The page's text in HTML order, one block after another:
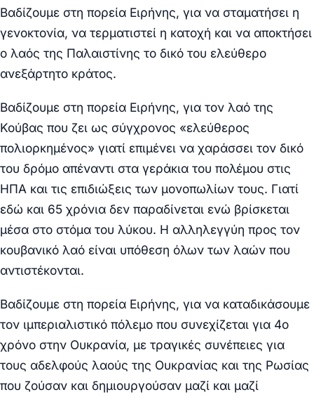
Βαδίζουμε στη πορεία Ειρήνης, για να σταματήσει η
γενοκτονία, να τερματιστεί η κατοχή και να αποκτήσει
ο λαός της Παλαιστίνης το δικό του ελεύθερο
ανεξάρτητο κράτος.
Βαδίζουμε στη πορεία Ειρήνης, για τον λαό της
Κούβας που ζει ως σύγχρονος «ελεύθερος
πολιορκημένος» γιατί επιμένει να χαράσσει τον δικό
του δρόμο απέναντι στα γεράκια του πολέμου στις
ΗΠΑ και τις επιδιώξεις των μονοπωλίων τους. Γιατί
εδώ και 65 χρόνια δεν παραδίνεται ενώ βρίσκεται
μέσα στο στόμα του λύκου. Η αλληλεγγύη προς τον
κουβανικό λαό είναι υπόθεση όλων των λαών που
αντιστέκονται.
Βαδίζουμε στη πορεία Ειρήνης, για να καταδικάσουμε
τον ιμπεριαλιστικό πόλεμο που συνεχίζεται για 4ο
χρόνο στην Ουκρανία, με τραγικές συνέπειες για
τους αδελφούς λαούς της Ουκρανίας και της Ρωσίας
που ζούσαν και δημιουργούσαν μαζί και μαζί